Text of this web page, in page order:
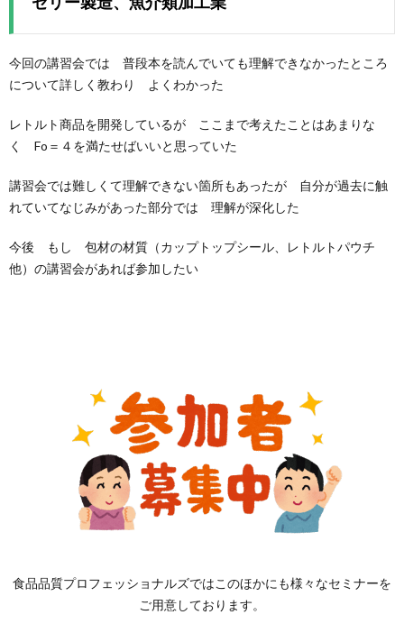
今回の講習会では 普段本を読んでいても理解できなかったところ
について詳しく教わり よくわかった
レトルト商品を開発しているが ここまで考えたことはあまりな
く Fo＝４を満たせばいいと思っていた
講習会では難しくて理解できない箇所もあったが 自分が過去に触
れていてなじみがあった部分では 理解が深化した
今後 もし 包材の材質（カップトップシール、レトルトパウチ
他）の講習会があれば参加したい
食品品質プロフェッショナルズではこのほかにも様々なセミナーを
ご用意しております。